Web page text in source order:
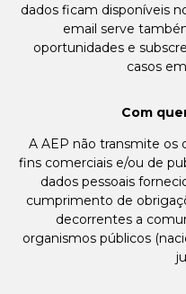
dados ficam disponíveis
email serve
oportunidades e
casos
Com
A AEP não transmite os
fins comerciais e/ou de
dados pessoais
cumprimento de
decorrentes a
organismos públicos